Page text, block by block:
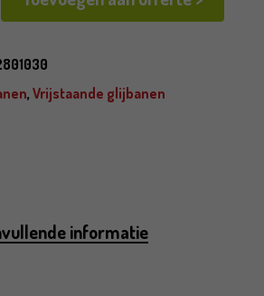
, Vrijstaande glijbanen
informatie